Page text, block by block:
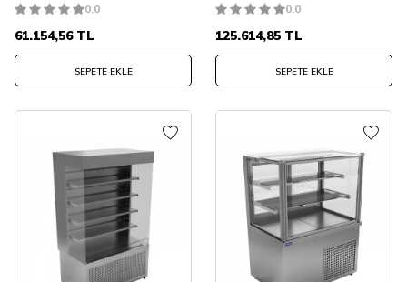
0.0
61.154,56TL
SEPETE EKLE
0.0
125.614,85 TL
SEPETE EKLE